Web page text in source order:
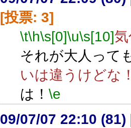
[投票: 3]
\t\h\s[0]\u\s[10]
それが大人って
いは違うけどな
は！ \e
09/07/07 22:10 (81)